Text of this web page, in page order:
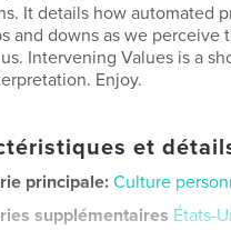
It details how automated
and downs as we perceive
Intervening Values is a
Enjoy.
et
principale: Culture
supplémentaires États-